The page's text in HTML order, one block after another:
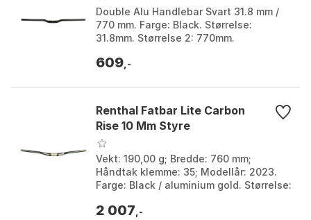
Double Alu Handlebar Svart 31.8 mm /
770 mm. Farge: Black. Størrelse:
31.8mm. Størrelse 2: 770mm.
609 ,-
Renthal Fatbar Lite Carbon
Rise 10 Mm Styre
Vekt: 190,00 g; Bredde: 760 mm;
Håndtak klemme: 35; Modellår: 2023.
Farge: Black / aluminium gold. Størrelse:
2 007 ,-